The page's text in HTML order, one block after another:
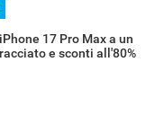
17 Pro Max a un
e sconti all'80%